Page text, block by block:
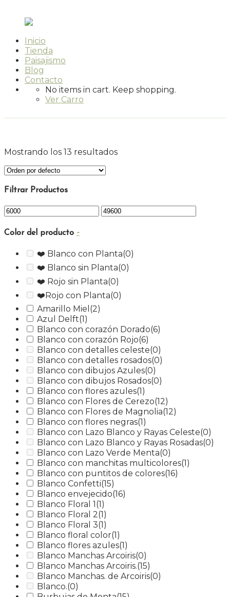
Inicio
Tienda
Paisajismo
Blog
Contacto
No items in cart. Keep shopping.
Ver Carro
Mostrando los 13 resultados
Filtrar Productos
Color del producto -
❤️ Blanco con Planta(0)
❤️ Blanco sin Planta(0)
❤️ Rojo sin Planta(0)
❤️Rojo con Planta(0)
Amarillo Miel (2)
Azul Delft(1)
Blanco con corazón Dorado(6)
Blanco con corazón Rojo(6)
Blanco con detalles celeste(0)
Blanco con detalles rosados(0)
Blanco con dibujos Azules(0)
Blanco con dibujos Rosados(0)
Blanco con flores azules(1)
Blanco con Flores de Cerezo(12)
Blanco con Flores de Magnolia(12)
Blanco con flores negras(1)
Blanco con Lazo Blanco y Rayas Celeste(0)
Blanco con Lazo Blanco y Rayas Rosadas(0)
Blanco con Lazo Verde Menta(0)
Blanco con manchitas multicolores(1)
Blanco con puntitos de colores(16)
Blanco Confetti(15)
Blanco envejecido(16)
Blanco Floral 1(1)
Blanco Floral 2(1)
Blanco Floral 3(1)
Blanco floral color(1)
Blanco flores azules(1)
Blanco Manchas Arcoiris(0)
Blanco Manchas Arcoiris.(15)
Blanco Manchas. de Arcoiris(0)
Blanco.(0)